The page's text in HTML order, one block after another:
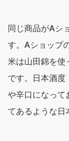
同じ商品がAシ
す。Aショップ
米は山田錦を使
です。日本酒度
や辛口になって
てあるような日